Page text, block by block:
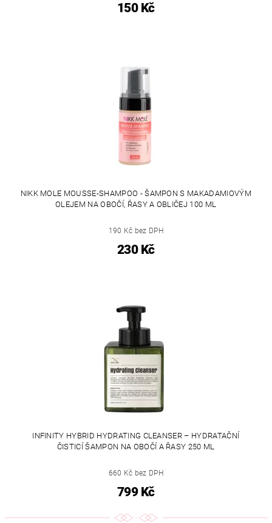
150 Kč
NIKK MOLE MOUSSE-SHAMPOO - ŠAMPON S MAKADAMIOVÝM
OLEJEM NA OBOČÍ, ŘASY A OBLIČEJ 100 ML
190 Kč bez DPH
230 Kč
INFINITY HYBRID HYDRATING CLEANSER – HYDRATAČNÍ
ČISTICÍ ŠAMPON NA OBOČÍ A ŘASY 250 ML
660 Kč bez DPH
799 Kč